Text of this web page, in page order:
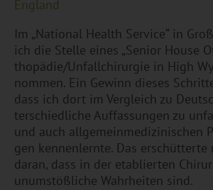
Eng­land
Im „Na­tio­nal Health Ser­vice“ in
ich die Stel­le eines „Se­ni­or House
tho­pä­die/Un­fall­chir­ur­gie in High
nom­men. Ein Ge­winn die­ses
dass ich dort im Ver­gleich zu
ter­schied­li­che Auf­fas­sun­gen zu
und auch all­ge­mein­me­di­zi­ni­schen
gen ken­nen­lern­te. Das er­schüt­ter­te
daran, dass in der eta­blier­ten
un­um­stö­ß­li­che Wahr­hei­ten sind.